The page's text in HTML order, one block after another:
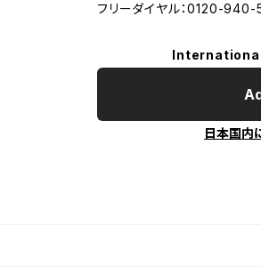
フリーダイヤル：0120-
日本国内